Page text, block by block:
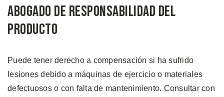
Abogado de Responsabilidad del
Producto
Puede tener derecho a compensación si ha sufrido
lesiones debido a máquinas de ejercicio o materiales
defectuosos o con falta de mantenimiento. Consultar con